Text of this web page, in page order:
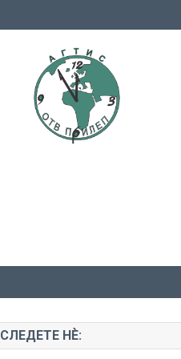
СЛЕДЕТЕ НЀ: